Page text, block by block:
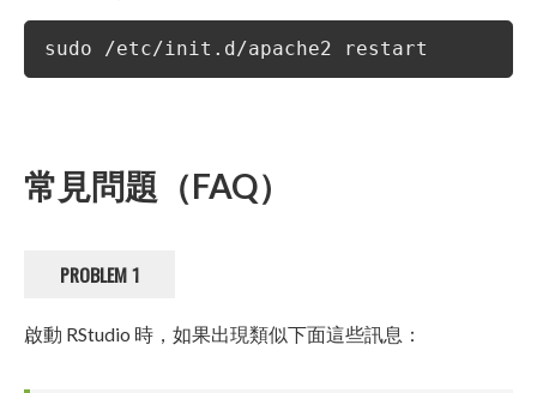
sudo /etc/init.d/apache2 restart
常見問題（FAQ）
PROBLEM 1
啟動 RStudio 時，如果出現類似下面這些訊息：